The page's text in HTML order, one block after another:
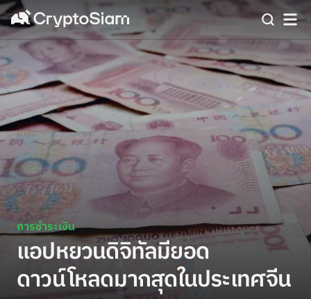
การชำระเงิน
แอปหยวนดิจิทัลมียอด
ดาวน์โหลดมากสุดในประเทศจีน